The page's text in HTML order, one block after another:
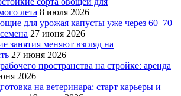
лета 8 июля 2026
для урожая капусты уже через 60–70
27 июня 2026
занятия меняют взгляд на
27 июня 2026
пространства на стройке: аренда
2026
на ветеринара: старт карьеры и